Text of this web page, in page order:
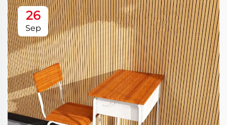
26
Sep